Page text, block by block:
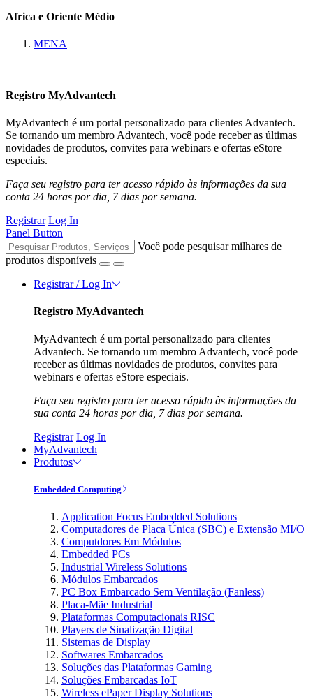
Africa e Oriente Médio
MENA
Registro MyAdvantech
MyAdvantech é um portal personalizado para clientes Advantech.
Se tornando um membro Advantech, você pode receber as últimas
novidades de produtos, convites para webinars e ofertas eStore
especiais.
Faça seu registro para ter acesso rápido às informações da sua
conta 24 horas por dia, 7 dias por semana.
Registrar Log In
Panel Button
Você pode pesquisar milhares de
produtos disponíveis
Registrar / Log In
Registro MyAdvantech
MyAdvantech é um portal personalizado para clientes
Advantech. Se tornando um membro Advantech, você pode
receber as últimas novidades de produtos, convites para
webinars e ofertas eStore especiais.
Faça seu registro para ter acesso rápido às informações da
sua conta 24 horas por dia, 7 dias por semana.
Registrar Log In
MyAdvantech
Produtos
Embedded Computing
Application Focus Embedded Solutions
Computadores de Placa Única (SBC) e Extensão MI/O
Computdores Em Módulos
Embedded PCs
Industrial Wireless Solutions
Módulos Embarcados
PC Box Embarcado Sem Ventilação (Fanless)
Placa-Mãe Industrial
Plataformas Computacionais RISC
Players de Sinalização Digital
Sistemas de Display
Softwares Embarcados
Soluções das Plataformas Gaming
Soluções Embarcadas IoT
Wireless ePaper Display Solutions